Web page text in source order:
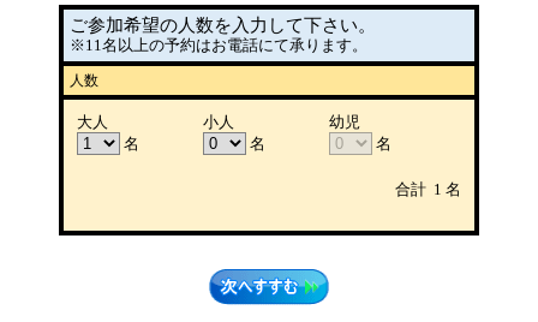
ご参加希望の人数を入力して下さい。
※11名以上の予約はお電話にて承ります。
人数
大人
名
小人
名
幼児
名
合計 1 名